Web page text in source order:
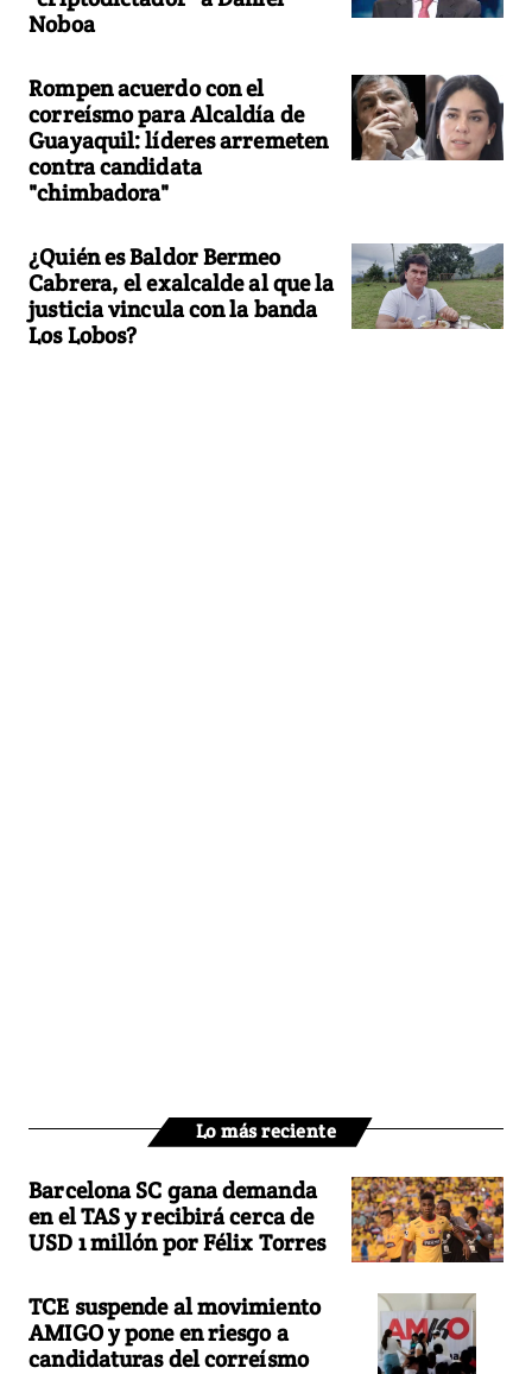
Noboa
Rompen acuerdo con el
correísmo para Alcaldía de
Guayaquil: líderes arremeten
contra candidata
"chimbadora"
¿Quién es Baldor Bermeo
Cabrera, el exalcalde al que la
justicia vincula con la banda
Los Lobos?
Lo más reciente
Barcelona SC gana demanda
en el TAS y recibirá cerca de
USD 1 millón por Félix Torres
TCE suspende al movimiento
AMIGO y pone en riesgo a
candidaturas del correísmo